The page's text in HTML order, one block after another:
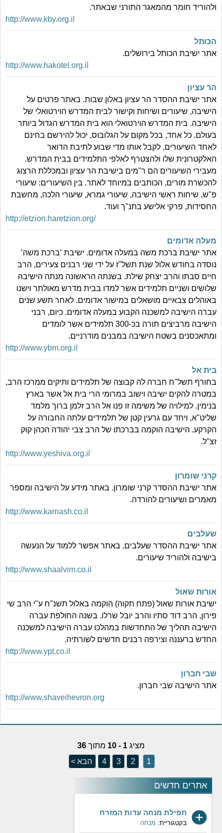
אתרים חדשים
תפילת מנחה עדות המזרח
בקטגוריית: מנחה
ולהוריד חומר מהמאגר התורני שבאתר.
http://www.kby.org.il
הכותל
אתר ישיבת הכותל בירושלים.
http://www.hakotel.org.il
הר עציון
אתר ישיבת ההסדר הר עציון באלון שבות. באתר פרטים על
הישיבה, שיעורים ושיחות וקישור לבית המדרש הוירטואלי של
הישיבה. בית המדרש הוירטואלי הוא בית המדרש הגדול ביותר
בעולם. כל אחד, בכל מקום על הגלובוס, יכול להירשם בחינם
לאחד השיעורים, לקבל אותו מדי שבוע לתיבת הדואר
האלקטרונית שלו ולהצטרף לאלפי התלמידים בבית המדרש.
מעבירי השיעורים הם ר"מים בישיבת הר עציון ובמכללת הרצוג
להכשרת מורים, הכותבים במיוחד לאתר. בין השיעורים: שיעורי
פ"ש, שיחות ראשי הישיבה, שיעורי גמרא, שיעורי הלכה, מחשבת
החסידות, פרקי אלישע בתנ"ך ועוד.
http://etzion.haretzion.org/
מעלה אדומים
אתר ישיבת ברכת משה במעלה אדומים. ישיבת ’ברכת משה’
נוסדה בחודש אלול שנת תשל"ז על ידי שני רבנים צעירים, הרב
חיים סבתו והרב יצחק שילת. בשנתה הראשונה מנתה הישיבה
שלושים ושניים תלמידים אשר למדו בבית מדרש מאולתר וישנו
באוהלים צבאיים מושאלים במישור אדומים. לאחר תשע שנים
עברה הישיבה למשכנה הקבוע במעלה אדומים. כיום, רבני
הישיבה מרביצים תורה בכ-300 תלמידים אשר לומדים
ומתאכסנים בשטח הישיבה במבנים מודרניים.
http://www.ybm.org.il
בית אל
בחורף תשל"ח חברה לה קבוצה של תלמידים ותיקים ממרכז הרב,
במטרה להקים ישיבה וישוב במרומי הרי בית אל אשר בארץ
בנימין. למילויה של משימה זו פנו אל הרב זלמן ברוך מלמד
שליט"א, ויחד עם גרעין קטן של תלמידים עלתה החבורה על
הקרקע. הישיבה הוקמה בברכתו של הרב צבי יהודה הכהן קוק
זצ"ל.
http://www.yeshiva.org.il
קרני שומרון
אתר ישיבת ההסדר קרני שומרון. באתר מידע על הישיבה ומספר
מאמרים ושיעורים להורדה.
http://www.karnash.co.il
שעלבים
אתר ישיבת ההסדר שעלבים. באתר אפשר ללמוד על הנעשה
בישיבה ולהוריד שיעורים.
http://www.shaalvim.co.il
אורות שאול
ישיבת אורות שאול (פתח תקוה) הוקמה באלול תשנ"ח ע"י הרב שי
פירון, הרב דוד סתיו והרב יובל שרלו. בשנה החולפת עברה
הישיבה תהליך של התחדשות במהלכו עברה הישיבה למשכנה
החדש ברעננה וצירפה רבנים חדשים לשורתיה.
http://www.ypt.co.il
שבי חברון
אתר הישיבה שבי חברון.
http://www.shaveihevron.org
מציג 1 - 10 מתוך 36
1
2
3
4 הבא >